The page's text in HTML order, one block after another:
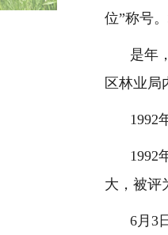
位”称号
是年
区林业局
1992
1992
大，被评
6月 3